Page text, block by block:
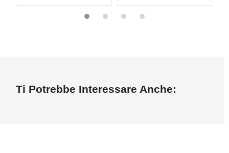
Ti Potrebbe Interessare Anche: